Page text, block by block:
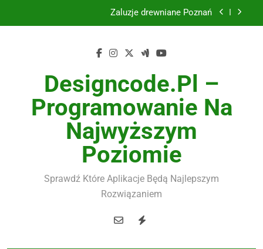
Żaluzje drewniane Poznań
Utylizacja odpadów Lublin
Żaluzje drewniane Poznań
Instalacje elektryczne Gdańsk
Designcode.pl –
Programowanie Na
Najwyższym
Poziomie
Sprawdź Które Aplikacje Będą Najlepszym
Rozwiązaniem